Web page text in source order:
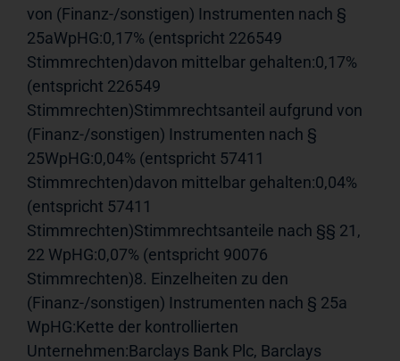
von (Finanz-/sonstigen) Instrumenten nach §
25aWpHG:0,17% (entspricht 226549
Stimmrechten)davon mittelbar gehalten:0,17%
(entspricht 226549
Stimmrechten)Stimmrechtsanteil aufgrund von
(Finanz-/sonstigen) Instrumenten nach §
25WpHG:0,04% (entspricht 57411
Stimmrechten)davon mittelbar gehalten:0,04%
(entspricht 57411
Stimmrechten)Stimmrechtsanteile nach §§ 21,
22 WpHG:0,07% (entspricht 90076
Stimmrechten)8. Einzelheiten zu den
(Finanz-/sonstigen) Instrumenten nach § 25a
WpHG:Kette der kontrollierten
Unternehmen:Barclays Bank Plc, Barclays